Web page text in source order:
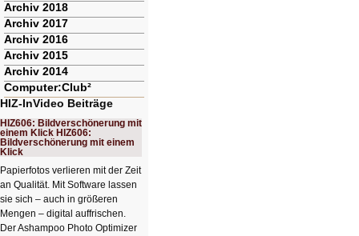
Archiv 2018
Archiv 2017
Archiv 2016
Archiv 2015
Archiv 2014
Computer:Club²
HIZ-InVideo Beiträge
HIZ606: Bildverschönerung mit
einem Klick HIZ606:
Bildverschönerung mit einem
Klick
Papierfotos verlieren mit der Zeit
an Qualität. Mit Software lassen
sie sich – auch in größeren
Mengen – digital auffrischen.
Der Ashampoo Photo Optimizer